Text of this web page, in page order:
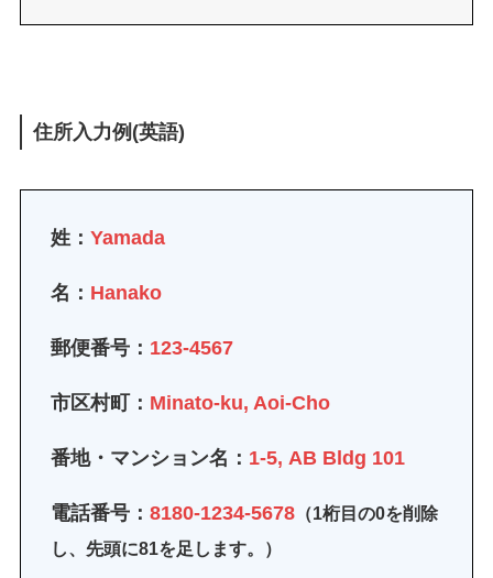
住所入力例(英語)
姓： Yamada
名： Hanako
郵便番号： 123-4567
市区村町： Minato-ku, Aoi-Cho
番地・マンション名： 1-5, AB Bldg 101
電話番号： 8180-1234-5678（1桁目の0を削除
し、先頭に81を足します。）